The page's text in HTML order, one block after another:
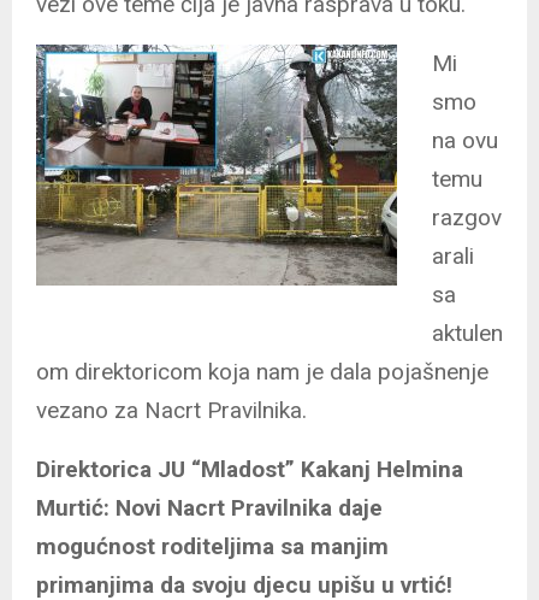
Mi
smo
na ovu
temu
razgov
arali
sa
aktulen
om direktoricom koja nam je dala pojašnenje
vezano za Nacrt Pravilnika.
Direktorica JU “Mladost” Kakanj Helmina
Murtić: Novi Nacrt Pravilnika daje
mogućnost roditeljima sa manjim
primanjima da svoju djecu upišu u vrtić!